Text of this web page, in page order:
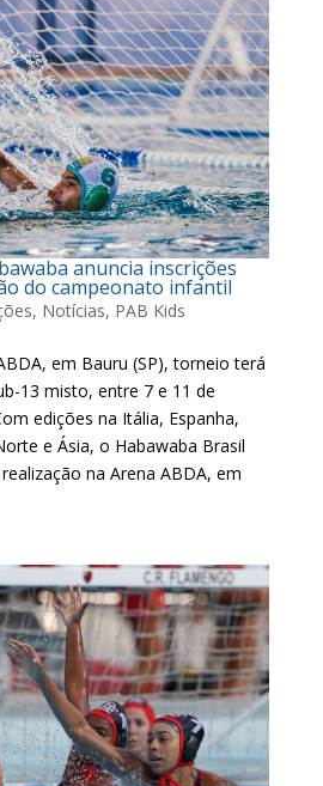
anuncia inscrições
do campeonato infantil
, Notícias, PAB Kids
em Bauru (SP), torneio terá
13 misto, entre 7 e 11 de
edições na Itália, Espanha,
e Ásia, o Habawaba Brasil
na Arena ABDA, em